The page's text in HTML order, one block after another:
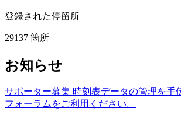
登録された停留所
29137 箇所
お知らせ
サポーター募集 時刻表データの管理を手
フォーラムをご利用ください。